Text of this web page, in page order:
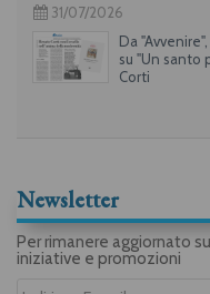
31/07/2026
Da
su "Un santo
Corti
Newsletter
Per rimanere aggiornato
iniziative e promozioni